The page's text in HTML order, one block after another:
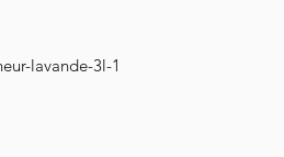
lavande-3l-1